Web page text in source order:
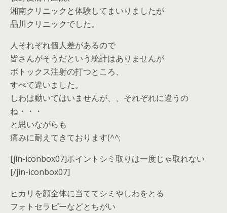
湘南クリニックと体験してまいりましたが
品川クリニックでした。
人それぞれ個人差があるので
皆さんがそうだという統計はありませんが
ボトックス注射の打つところ、
すべて違いました。
しわは動いてはいませんが、、それぞれに違うの
ね・・・
と思いながらも
痛みに耐えてきております(^^;
[jin-iconbox07]ポイントシミ取りは一度じゃ取れない
[/jin-iconbox07]
ヒカリを顔全体に当ててシミやしわをとる
フォトセラピーなどとちがい